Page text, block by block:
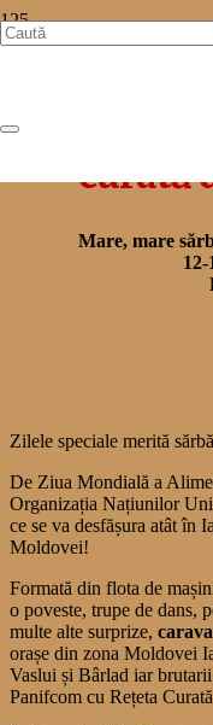
curată
Mare, mare
Zilele speciale merită
De Ziua Mondială a
Organizația Națiunilor
ce se va desfășura atât în
Moldovei!
Formată din flota de
o poveste, trupe de dans,
multe alte surprize,
orașe din zona Moldovei
Vaslui și Bârlad iar
Panifcom cu Rețeta